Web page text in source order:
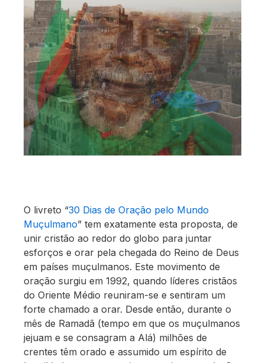
O livreto “30 Dias de Oração pelo Mundo
Muçulmano” tem exatamente esta proposta, de
unir cristão ao redor do globo para juntar
esforços e orar pela chegada do Reino de Deus
em países muçulmanos. Este movimento de
oração surgiu em 1992, quando líderes cristãos
do Oriente Médio reuniram-se e sentiram um
forte chamado a orar. Desde então, durante o
mês de Ramadã (tempo em que os muçulmanos
jejuam e se consagram a Alá) milhões de
crentes têm orado e assumido um espírito de